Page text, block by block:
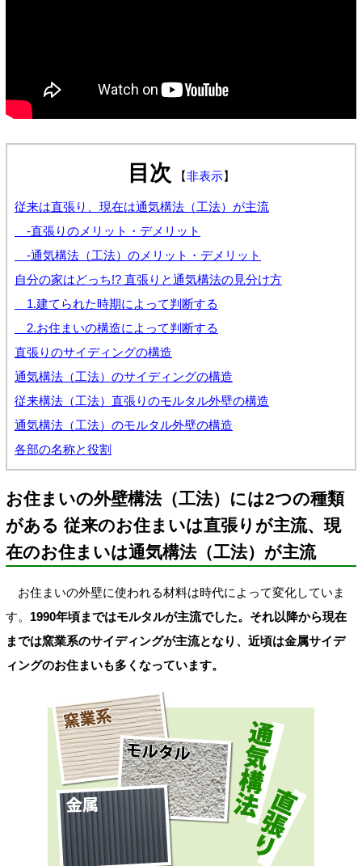
目次 【非表示】
従来は直張り、現在は通気構法（工法）が主流
-直張りのメリット・デメリット
-通気構法（工法）のメリット・デメリット
自分の家はどっち!? 直張りと通気構法の見分け方
1.建てられた時期によって判断する
2.お住まいの構造によって判断する
直張りのサイディングの構造
通気構法（工法）のサイディングの構造
従来構法（工法）直張りのモルタル外壁の構造
通気構法（工法）のモルタル外壁の構造
各部の名称と役割
お住まいの外壁構法（工法）には2つの種類
がある 従来のお住まいは直張りが主流、現
在のお住まいは通気構法（工法）が主流
お住まいの外壁に使われる材料は時代によって変化していま
す。 1990年頃まではモルタルが主流でした。それ以降から現在
までは窯業系のサイディングが主流となり、近頃は金属サイデ
ィングのお住まいも多くなっています。